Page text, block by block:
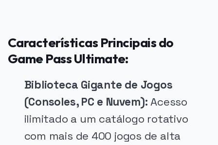
Características Principais do
Game Pass Ultimate:
Biblioteca Gigante de Jogos
(Consoles, PC e Nuvem): Acesso
ilimitado a um catálogo rotativo
com mais de 400 jogos de alta